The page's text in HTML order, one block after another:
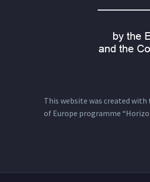
This website was created
of Europe programme